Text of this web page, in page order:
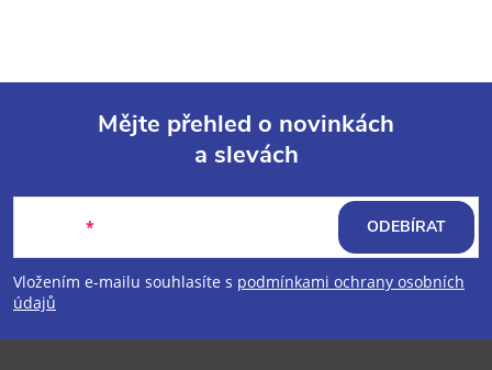
p
a
Mějte přehled o novinkách
a slevách
Vložením e-mailu souhlasíte s podmínkami ochrany osobních
údajů
ODEBÍRAT